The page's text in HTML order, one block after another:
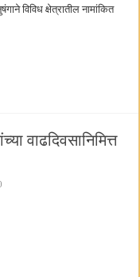
विविध क्षेत्रातील नामांकित
वाढदिवसानिमित्त